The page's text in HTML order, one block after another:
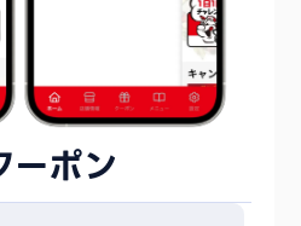
ーポン